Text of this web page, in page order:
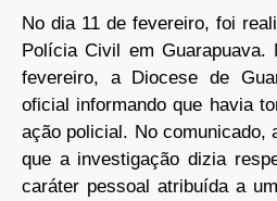
No dia 11 de fevereiro, foi
Polícia Civil em Guarapuava.
fevereiro, a Diocese de
oficial informando que havia
ação policial. No comunicado,
que a investigação dizia
caráter pessoal atribuída a